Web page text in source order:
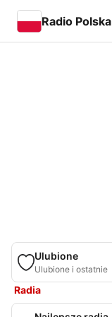
Radio Polska
Ulubione
Ulubione i ostatnie
Radia